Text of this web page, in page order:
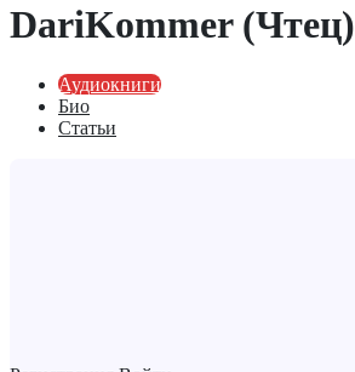
DariKommer (Чтец)
Аудиокниги
Био
Статьи